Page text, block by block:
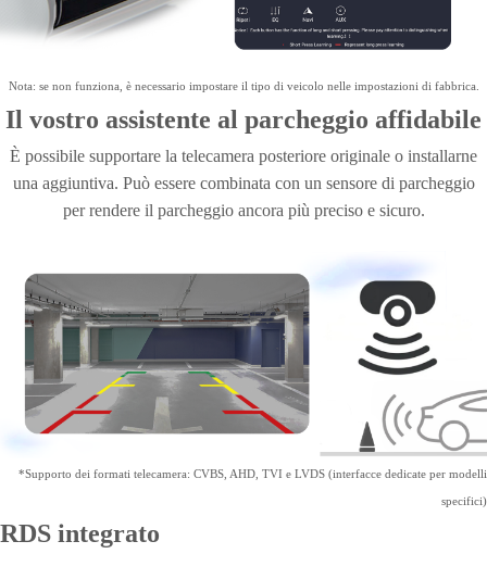
Nota: se non funziona, è necessario impostare il tipo di veicolo nelle impostazioni di fabbrica.
Il vostro assistente al parcheggio affidabile
È possibile supportare la telecamera posteriore originale o installarne
una aggiuntiva. Può essere combinata con un sensore di parcheggio
per rendere il parcheggio ancora più preciso e sicuro.
*Supporto dei formati telecamera: CVBS, AHD, TVI e LVDS (interfacce dedicate per modelli
specifici)
RDS integrato